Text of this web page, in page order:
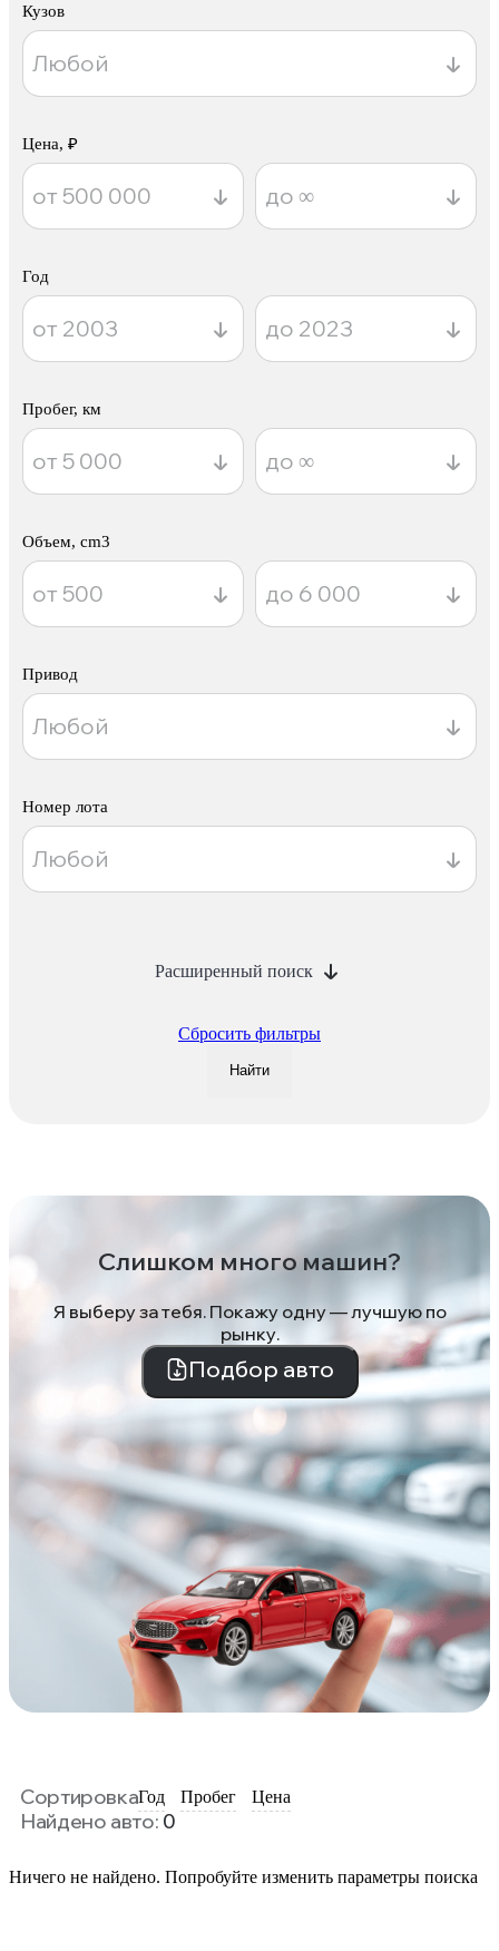
Кузов
Цена, ₽
Год
Пробег, км
Объем, cm3
Привод
Номер лота
Расширенный поиск
Сбросить фильтры
Найти
Слишком много машин?
Я выберу за тебя. Покажу одну — лучшую по
рынку.
Подбор авто
СортировкаГод Пробег Цена
Найдено авто: 0
Ничего не найдено. Попробуйте изменить параметры поиска